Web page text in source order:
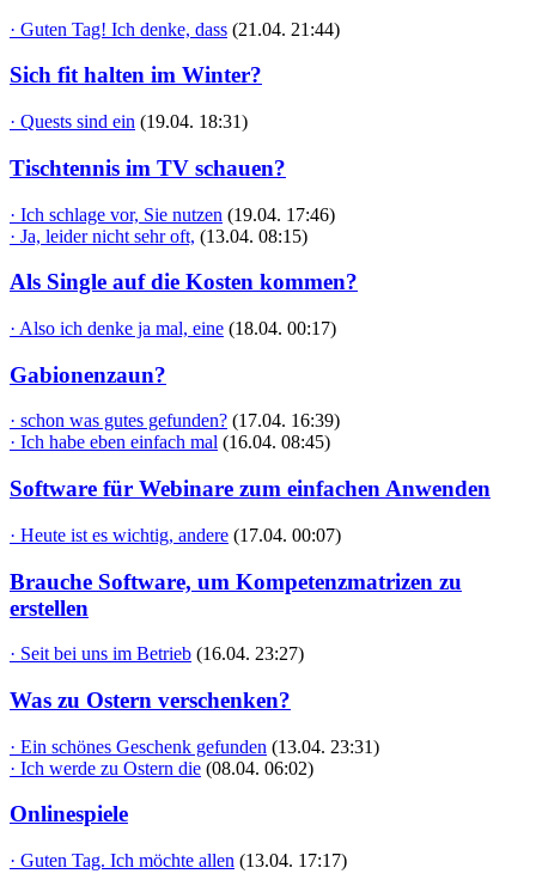
· Guten Tag! Ich denke, dass (21.04. 21:44)
Sich fit halten im Winter?
· Quests sind ein (19.04. 18:31)
Tischtennis im TV schauen?
· Ich schlage vor, Sie nutzen (19.04. 17:46)
· Ja, leider nicht sehr oft, (13.04. 08:15)
Als Single auf die Kosten kommen?
· Also ich denke ja mal, eine (18.04. 00:17)
Gabionenzaun?
· schon was gutes gefunden? (17.04. 16:39)
· Ich habe eben einfach mal (16.04. 08:45)
Software für Webinare zum einfachen Anwenden
· Heute ist es wichtig, andere (17.04. 00:07)
Brauche Software, um Kompetenzmatrizen zu
erstellen
· Seit bei uns im Betrieb (16.04. 23:27)
Was zu Ostern verschenken?
· Ein schönes Geschenk gefunden (13.04. 23:31)
· Ich werde zu Ostern die (08.04. 06:02)
Onlinespiele
· Guten Tag. Ich möchte allen (13.04. 17:17)